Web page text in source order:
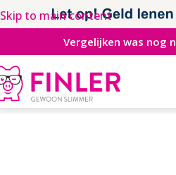
Skip to main content
Vergelijken was nog
Home>Spaarrente